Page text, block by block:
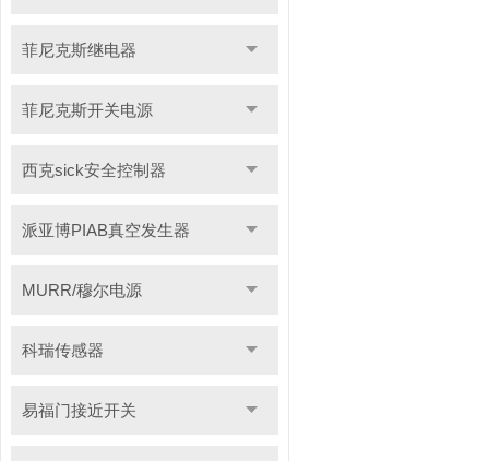
菲尼克斯继电器
菲尼克斯开关电源
西克sick安全控制器
派亚博PIAB真空发生器
MURR/穆尔电源
科瑞传感器
易福门接近开关